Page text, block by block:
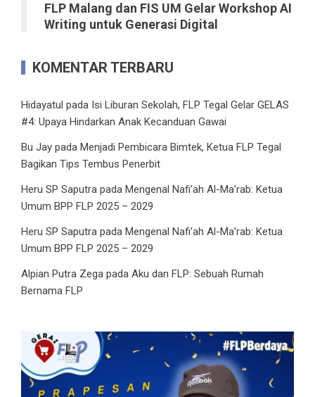
FLP Malang dan FIS UM Gelar Workshop AI
Writing untuk Generasi Digital
KOMENTAR TERBARU
Hidayatul pada Isi Liburan Sekolah, FLP Tegal Gelar GELAS
#4: Upaya Hindarkan Anak Kecanduan Gawai
Bu Jay pada Menjadi Pembicara Bimtek, Ketua FLP Tegal
Bagikan Tips Tembus Penerbit
Heru SP Saputra pada Mengenal Nafi’ah Al-Ma’rab: Ketua
Umum BPP FLP 2025 – 2029
Heru SP Saputra pada Mengenal Nafi’ah Al-Ma’rab: Ketua
Umum BPP FLP 2025 – 2029
Alpian Putra Zega pada Aku dan FLP: Sebuah Rumah
Bernama FLP